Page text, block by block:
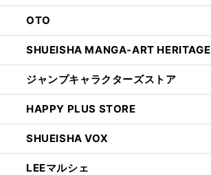
OTO
SHUEISHA MANGA-ART HERITAGE
ジャンプキャラクターズストア
HAPPY PLUS STORE
SHUEISHA VOX
LEEマルシェ